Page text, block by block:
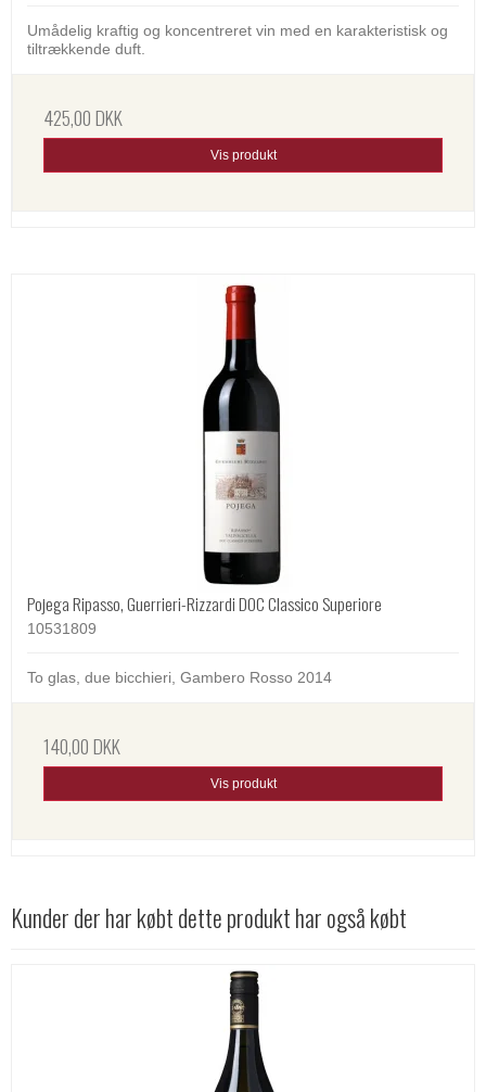
Umådelig kraftig og koncentreret vin med en karakteristisk og
tiltrækkende duft.
425,00 DKK
Vis produkt
Pojega Ripasso, Guerrieri-Rizzardi DOC Classico Superiore
10531809
To glas, due bicchieri, Gambero Rosso 2014
140,00 DKK
Vis produkt
Kunder der har købt dette produkt har også købt